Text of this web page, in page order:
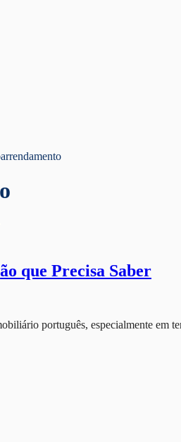
que Precisa Saber
português, especialmente em